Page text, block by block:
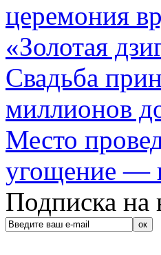
церемония
«Золотая
Свадьба
миллионов
Место
угощение —
Подписка на